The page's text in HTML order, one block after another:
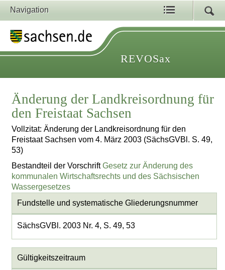
Navigation
REVOSax
Änderung der Landkreisordnung für
den Freistaat Sachsen
Vollzitat: Änderung der Landkreisordnung für den
Freistaat Sachsen vom 4. März 2003 (SächsGVBl. S. 49,
53)
Bestandteil der VorschriftGesetz zur Änderung des
kommunalen Wirtschaftsrechts und des Sächsischen
Wassergesetzes
Fundstelle und systematische Gliederungsnummer
SächsGVBl. 2003 Nr. 4, S. 49, 53
Gültigkeitszeitraum